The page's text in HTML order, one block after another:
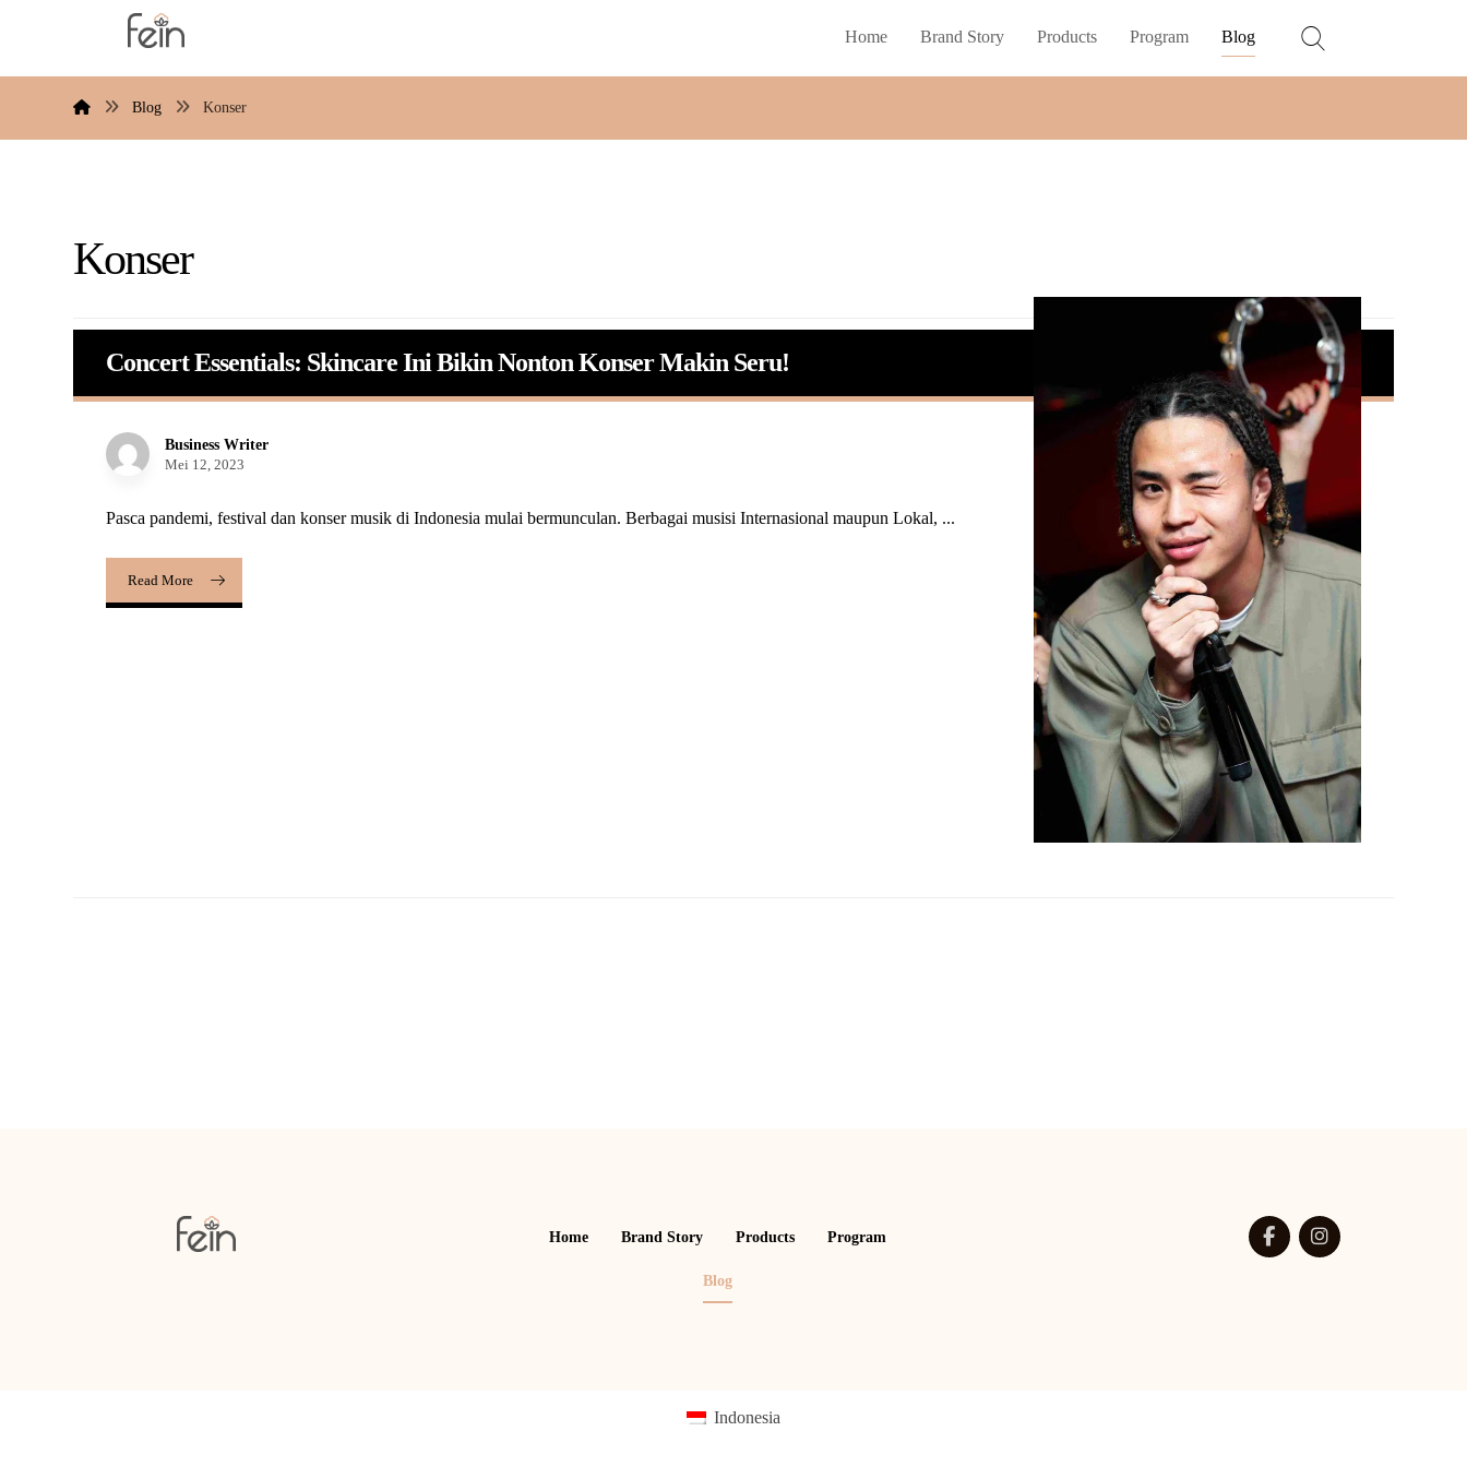
Home Brand Story Products Program Blog
Blog Konser
Konser
Concert Essentials: Skincare Ini Bikin Nonton Konser Makin Seru!
Business Writer
Mei 12, 2023
Pasca pandemi, festival dan konser musik di Indonesia mulai bermunculan. Berbagai musisi Internasional maupun Lokal, ...
Read More
Home Brand Story Products Program
Blog
Indonesia